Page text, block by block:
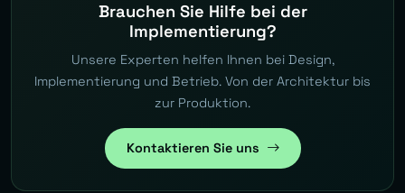
Brauchen Sie Hilfe bei der
Implementierung?
Unsere Experten helfen Ihnen bei Design,
Implementierung und Betrieb. Von der Architektur bis
zur Produktion.
Kontaktieren Sie uns